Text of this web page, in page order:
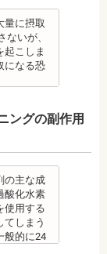
業
ありま
坂充宏
来院がで
がありま
ちの場合
える癖
「動的治
が元の
ので、治
坂充宏
て検査が
ッシング
ので、
れま
量に摂取
いが、
起こしま
になる恐
）が
トリウム
厚生労働
ング不足
す。フッ
歯ブラ
し虫歯に
ングの副作用
の主な成
酸化水素
使用する
てしまう
般的に24